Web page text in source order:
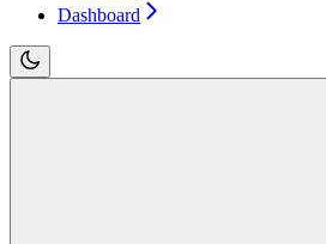
Dashboard